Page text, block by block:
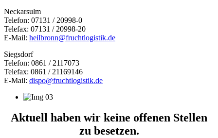
Neckarsulm
Telefon: 07131 / 20998-0
Telefax: 07131 / 20998-20
E-Mail: heilbronn@fruchtlogistik.de
Siegsdorf
Telefon: 0861 / 2117073
Telefax: 0861 / 21169146
E-Mail: dispo@fruchtlogistik.de
Aktuell haben wir keine offenen Stellen
zu besetzen.